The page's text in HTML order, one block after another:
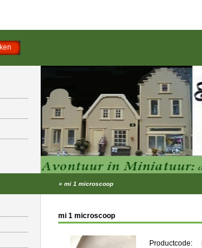
» mi 1 microscoop
mi 1 microscoop
Productcode: